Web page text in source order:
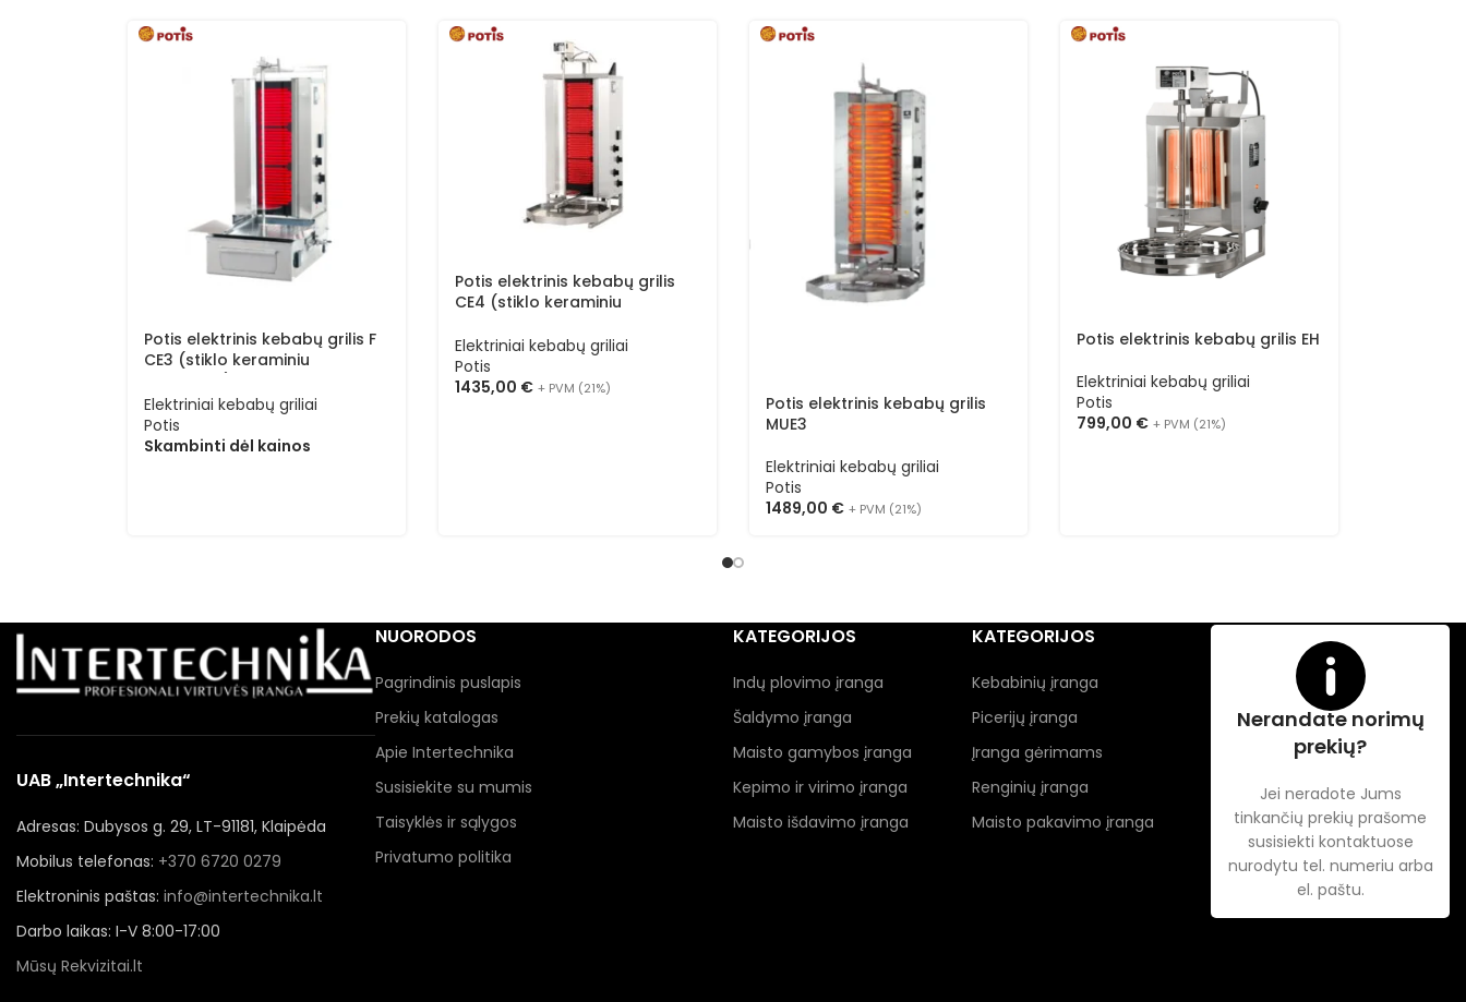
Potis elektrinis kebabų grilis F
CE3 (stiklo keraminiu
Elektriniai kebabų griliai
Potis
Skambinti dėl kainos
Potis elektrinis kebabų grilis
CE4 (stiklo keraminiu
Elektriniai kebabų griliai
Potis
1435,00 € + PVM (21%)
Potis elektrinis kebabų grilis
MUE3
Elektriniai kebabų griliai
Potis
1489,00 € + PVM (21%)
Potis elektrinis kebabų grilis EH
Elektriniai kebabų griliai
Potis
799,00 € + PVM (21%)
UAB „Intertechnika“
Adresas: Dubysos g. 29, LT-91181, Klaipėda
Mobilus telefonas: +370 6720 0279
Elektroninis paštas: info@intertechnika.lt
Darbo laikas: I-V 8:00-17:00
Mūsų Rekvizitai.lt
NUORODOS
Pagrindinis puslapis
Prekių katalogas
Apie Intertechnika
Susisiekite su mumis
Taisyklės ir sąlygos
Privatumo politika
KATEGORIJOS
Indų plovimo įranga
Šaldymo įranga
Maisto gamybos įranga
Kepimo ir virimo įranga
Maisto išdavimo įranga
KATEGORIJOS
Kebabinių įranga
Picerijų įranga
Įranga gėrimams
Renginių įranga
Maisto pakavimo įranga
Nerandate norimų
prekių?
Jei neradote Jums
tinkančių prekių prašome
susisiekti kontaktuose
nurodytu tel. numeriu arba
el. paštu.